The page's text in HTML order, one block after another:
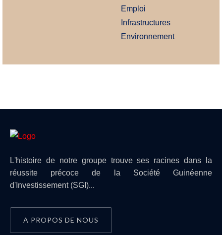
Emploi
Infrastructures
Environnement
L'histoire de notre groupe trouve ses racines dans la
réussite précoce de la Société Guinéenne
d'Investissement (SGI)...
A PROPOS DE NOUS